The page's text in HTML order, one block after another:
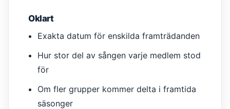
Oklart
Exakta datum för enskilda framträdanden
Hur stor del av sången varje medlem stod
för
Om fler grupper kommer delta i framtida
säsonger